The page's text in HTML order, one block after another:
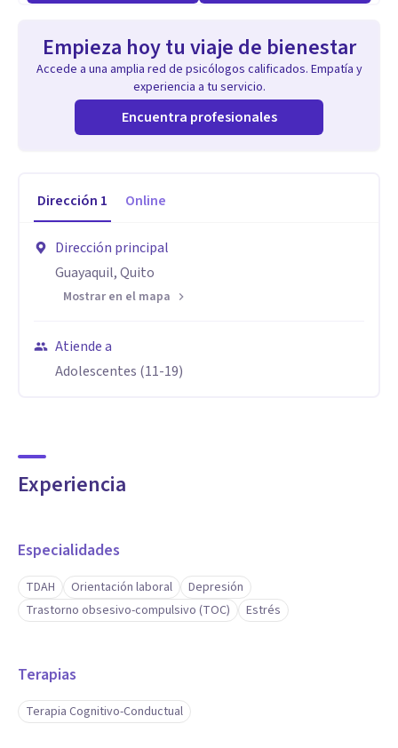
Empieza hoy tu viaje de bienestar
Accede a una amplia red de psicólogos calificados. Empatía y
experiencia a tu servicio.
Encuentra profesionales
Dirección 1 Online
Dirección principal
Guayaquil, Quito
Mostrar en el mapa
Atiende a
Adolescentes (11-19)
Experiencia
Especialidades
TDAH Orientación laboral
Depresión
Trastorno obsesivo-compulsivo (TOC)
Estrés
Terapias
Terapia Cognitivo-Conductual